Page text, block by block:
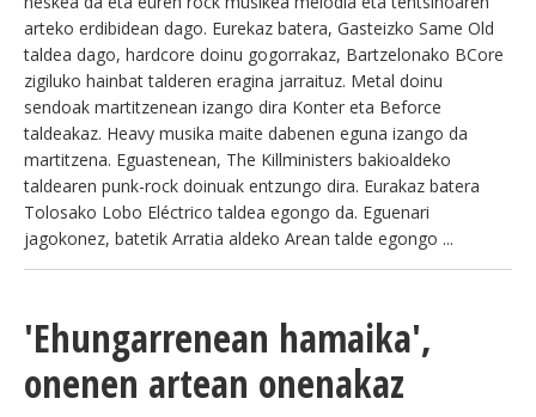
arteko erdibidean dago. Eurekaz batera, Gasteizko Same Old
taldea dago, hardcore doinu gogorrakaz, Bartzelonako BCore
zigiluko hainbat talderen eragina jarraituz. Metal doinu
sendoak martitzenean izango dira Konter eta Beforce
taldeakaz. Heavy musika maite dabenen eguna izango da
martitzena. Eguastenean, The Killministers bakioaldeko
taldearen punk-rock doinuak entzungo dira. Eurakaz batera
Tolosako Lobo Eléctrico taldea egongo da. Eguenari
jagokonez, batetik Arratia aldeko Arean talde egongo ...
'Ehungarrenean hamaika',
onenen artean onenakaz